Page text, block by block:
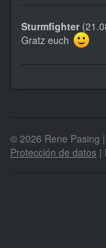
Sturmfighter
Gratz euch
© 2026 Rene Pasing |
Protección de datos |